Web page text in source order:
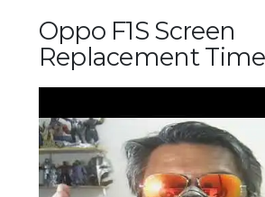
Oppo F1S Screen
Replacement